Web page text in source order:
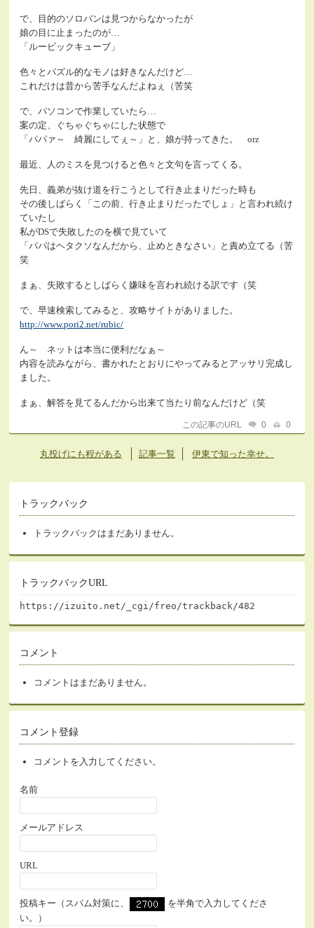
で、目的のソロバンは見つからなかったが
娘の目に止まったのが…
「ルービックキューブ」
色々とパズル的なモノは好きなんだけど…
これだけは昔から苦手なんだよねぇ（苦笑
で、パソコンで作業していたら…
案の定、ぐちゃぐちゃにした状態で
「パパァ～ 綺麗にしてぇ～」と、娘が持ってきた。 orz
最近、人のミスを見つけると色々と文句を言ってくる。
先日、義弟が抜け道を行こうとして行き止まりだった時も
その後しばらく「この前、行き止まりだったでしょ」と言われ続け
ていたし
私がDSで失敗したのを横で見ていて
「パパはヘタクソなんだから、止めときなさい」と責め立てる（苦
笑
まぁ、失敗するとしばらく嫌味を言われ続ける訳です（笑
で、早速検索してみると、攻略サイトがありました。
http://www.pori2.net/rubic/
ん～ ネットは本当に便利だなぁ～
内容を読みながら、書かれたとおりにやってみるとアッサリ完成し
ました。
まぁ、解答を見てるんだから出来て当たり前なんだけど（笑
この記事のURL 0 0
丸投げにも程がある 記事一覧 伊東で知った幸せ。
トラックバック
トラックバックはまだありません。
トラックバックURL
https://izuito.net/_cgi/freo/trackback/482
コメント
コメントはまだありません。
コメント登録
コメントを入力してください。
名前
メールアドレス
URL
投稿キー（スパム対策に、
を半角で入力してくださ
い。）